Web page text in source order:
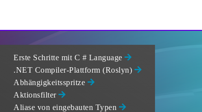
Erste Schritte mit C # Language
.NET Compiler-Plattform (Roslyn)
Abhängigkeitsspritze
Aktionsfilter
Aliase von eingebauten Typen